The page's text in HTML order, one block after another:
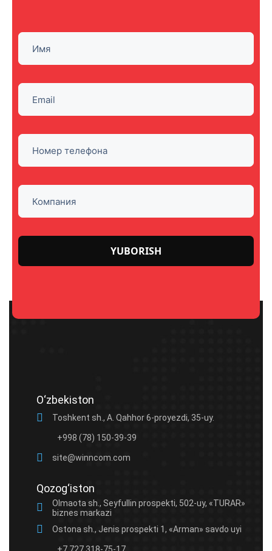
this
O‘zbekiston
Toshkent sh., A. Qahhor 6-proyezdi, 35-uy.
+998 (78) 150-39-39
site@winncom.com
Qozog‘iston
Olmaota sh., Seyfullin prospekti, 502-uy, «TURAR»
biznes markazi
Ostona sh., Jenis prospekti 1, «Arman» savdo uyi